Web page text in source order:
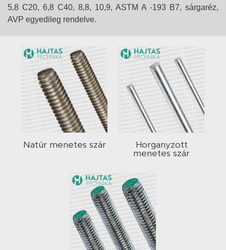
5,8 C20, 6,8 C40, 8,8, 10,9, ASTM A -193 B7, sárgaréz,
AVP egyedileg rendelve.
Natúr menetes szár
Horganyzott
menetes szár